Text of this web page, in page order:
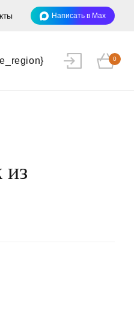
Написать в Max
0